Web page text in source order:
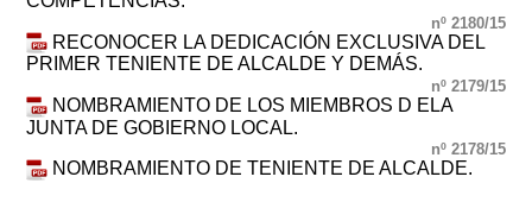
nº 2180/15
RECONOCER LA DEDICACIÓN EXCLUSIVA DEL
PRIMER TENIENTE DE ALCALDE Y DEMÁS.
nº 2179/15
NOMBRAMIENTO DE LOS MIEMBROS D ELA
JUNTA DE GOBIERNO LOCAL.
nº 2178/15
NOMBRAMIENTO DE TENIENTE DE ALCALDE.